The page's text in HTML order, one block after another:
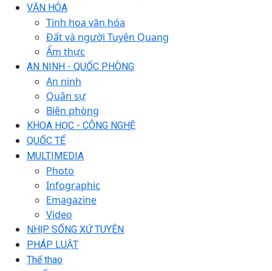
VĂN HÓA
Tinh hoa văn hóa
Đất và người Tuyên Quang
Ẩm thực
AN NINH - QUỐC PHÒNG
An ninh
Quân sự
Biên phòng
KHOA HỌC - CÔNG NGHỆ
QUỐC TẾ
MULTIMEDIA
Photo
Infographic
Emagazine
Video
NHỊP SỐNG XỨ TUYÊN
PHÁP LUẬT
Thể thao